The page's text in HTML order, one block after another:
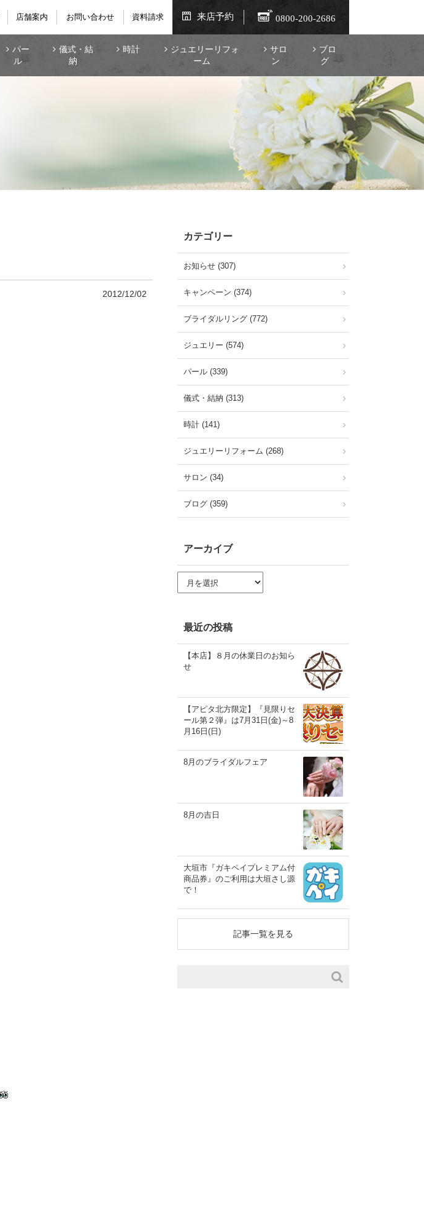
店舗案内 お問い合わせ 資料請求 来店予約 0800-200-2686
パー
ル
儀式・結
納
時計
ジュエリーリフォ
ーム
サロ
ン
ブロ
グ
2012/12/02
カテゴリー
お知らせ (307)
キャンペーン (374)
ブライダルリング (772)
ジュエリー (574)
パール (339)
儀式・結納 (313)
時計 (141)
ジュエリーリフォーム (268)
サロン (34)
ブログ (359)
アーカイブ
ー
ブ
最近の投稿
【本店】８月の休業日のお知ら
せ
【アピタ北方限定】『見限りセ
ール第２弾』は7月31日(金)～8
月16日(日)
8月のブライダルフェア
8月の吉日
大垣市『ガキペイプレミアム付
商品券』のご利用は大垣さし源
で！
記事一覧を見る